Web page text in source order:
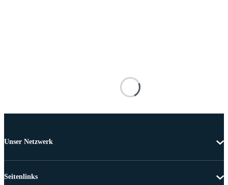
Unser Netzwerk
Seitenlinks